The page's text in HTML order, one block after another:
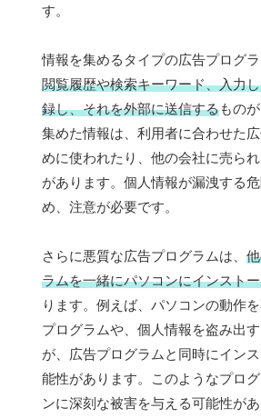
す。
情報を集めるタイプの広告プログラ
閲覧履歴や検索キーワード、入力
録し、それを外部に送信するもの
集めた情報は、利用者に合わせた
めに使われたり、他の会社に売ら
があります。個人情報が漏洩する
め、注意が必要です。
さらに悪質な広告プログラムは、
ラムを一緒にパソコンにインスト
ります。例えば、パソコンの動作
プログラムや、個人情報を盗み出
が、広告プログラムと同時にイン
能性があります。このようなプロ
ンに深刻な被害を与える可能性が